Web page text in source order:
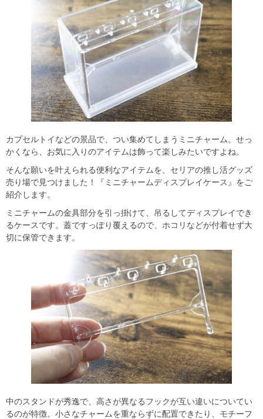
カプセルトイなどの景品で、つい集めてしまうミニチャーム。せっ
かくなら、お気に入りのアイテムは飾って楽しみたいですよね。
そんな願いを叶えられる便利なアイテムを、セリアの推し活グッズ
売り場で見つけました！『ミニチャームディスプレイケース』をご
紹介します。
ミニチャームの金具部分を引っ掛けて、吊るしてディスプレイでき
るケースです。蓋ですっぽり覆えるので、ホコリなどが付着せず大
切に保管できます。
中のスタンドが秀逸で、高さが異なるフックが互い違いについてい
るのが特徴。小さなチャームを重ならずに配置できたり、モチーフ